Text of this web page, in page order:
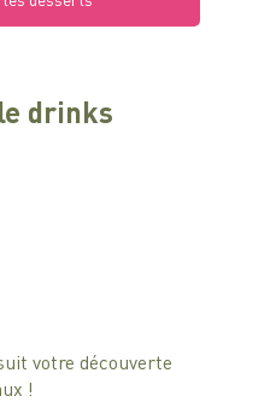
drinks
votre découverte
!